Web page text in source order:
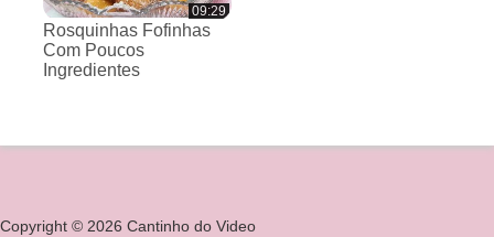
09:29
Rosquinhas Fofinhas
Com Poucos
Ingredientes
Copyright © 2026 Cantinho do Video